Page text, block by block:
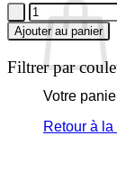
Votre
Retour à
quantité
de
BMW
2009/11
Ajouter au panier
Filtrer par